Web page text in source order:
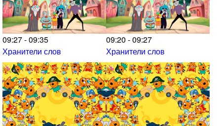
09:27 - 09:35
Хранители слов
09:20 - 09:27
Хранители слов